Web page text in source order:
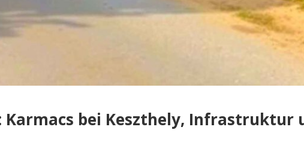
Karmacs bei Keszthely, Infrastruktur